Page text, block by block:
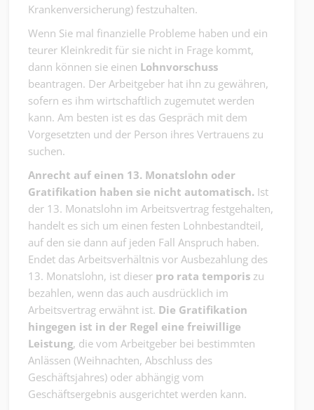
Krankenversicherung) festzuhalten.
Wenn Sie mal finanzielle Probleme haben und ein
teurer Kleinkredit für sie nicht in Frage kommt,
dann können sie einen Lohnvorschuss
beantragen. Der Arbeitgeber hat ihn zu gewähren,
sofern es ihm wirtschaftlich zugemutet werden
kann. Am besten ist es das Gespräch mit dem
Vorgesetzten und der Person ihres Vertrauens zu
suchen.
Anrecht auf einen 13. Monatslohn oder
Gratifikation haben sie nicht automatisch. Ist
der 13. Monatslohn im Arbeitsvertrag festgehalten,
handelt es sich um einen festen Lohnbestandteil,
auf den sie dann auf jeden Fall Anspruch haben.
Endet das Arbeitsverhältnis vor Ausbezahlung des
13. Monatslohn, ist dieser pro rata temporis zu
bezahlen, wenn das auch ausdrücklich im
Arbeitsvertrag erwähnt ist. Die Gratifikation
hingegen ist in der Regel eine freiwillige
Leistung, die vom Arbeitgeber bei bestimmten
Anlässen (Weihnachten, Abschluss des
Geschäftsjahres) oder abhängig vom
Geschäftsergebnis ausgerichtet werden kann.